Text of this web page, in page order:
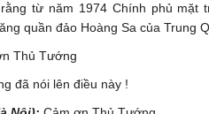
từ năm 1974 Chính phủ mặt
quần đảo Hoàng Sa của Trung
Thủ Tướng
đã nói lên điều này !